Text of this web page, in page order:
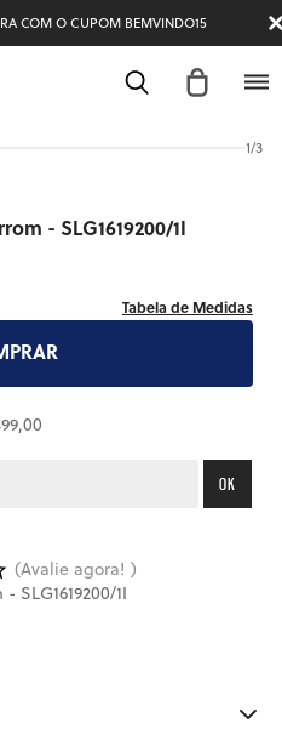
COM O CUPOM BEMVINDO15
1/3
- SLG1619200/1I
Tabela de Medidas
OK
Avalie agora!
SLG1619200/1I